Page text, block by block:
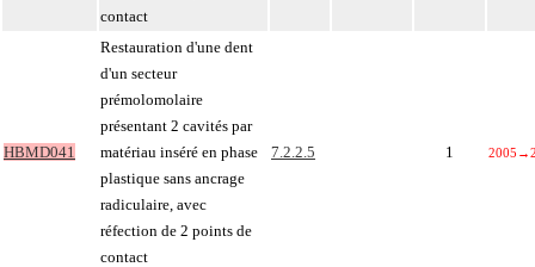
contact
HBMD041
Restauration d'une dent
d'un secteur
prémolomolaire
présentant 2 cavités par
matériau inséré en phase
plastique sans ancrage
radiculaire, avec
réfection de 2 points de
contact
7.2.2.5 1 2005 →